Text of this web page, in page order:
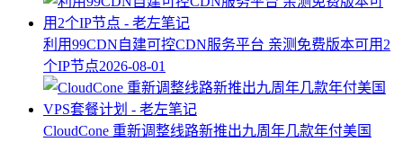
利用99CDN自建可控CDN服务平台 亲测免费版本可用2
个IP节点2026-08-01
CloudCone 重新调整线路新推出九周年几款年付美国